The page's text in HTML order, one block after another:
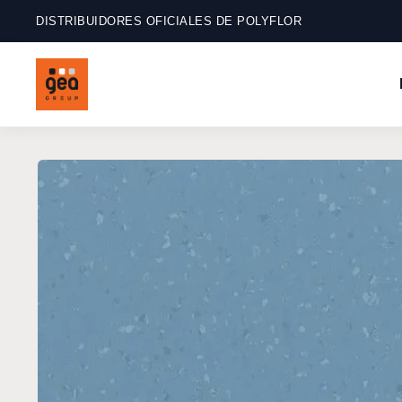
directamente
DISTRIBUIDORES OFICIALES DE POLYFLOR
directamente
a la
información
del producto